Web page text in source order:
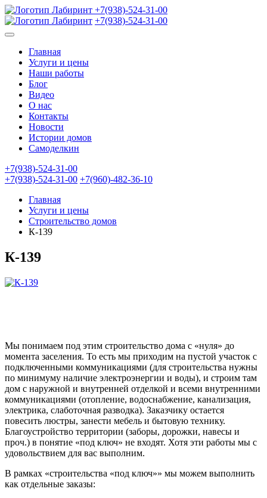
+7(938)-524-31-00
+7(938)-524-31-00
Главная
Услуги и цены
Наши работы
Блог
Видео
О нас
Контакты
Новости
Истории домов
Самоделкин
+7(938)-524-31-00
+7(938)-524-31-00 +7(960)-482-36-10
Главная
Услуги и цены
Строительство домов
К-139
К-139
Мы понимаем под этим строительство дома с «нуля» до
момента заселения. То есть мы приходим на пустой участок с
подключенными коммуникациями (для строительства нужны
по минимуму наличие электроэнергии и воды), и строим там
дом с наружной и внутренней отделкой и всеми внутренними
коммуникациями (отопление, водоснабжение, канализация,
электрика, слаботочная разводка). Заказчику остается
повесить люстры, занести мебель и бытовую технику.
Благоустройство территории (заборы, дорожки, навесы и
проч.) в понятие «под ключ» не входят. Хотя эти работы мы с
удовольствием для вас выполним.
В рамках «строительства «под ключ»» мы можем выполнить
как отдельные заказы: